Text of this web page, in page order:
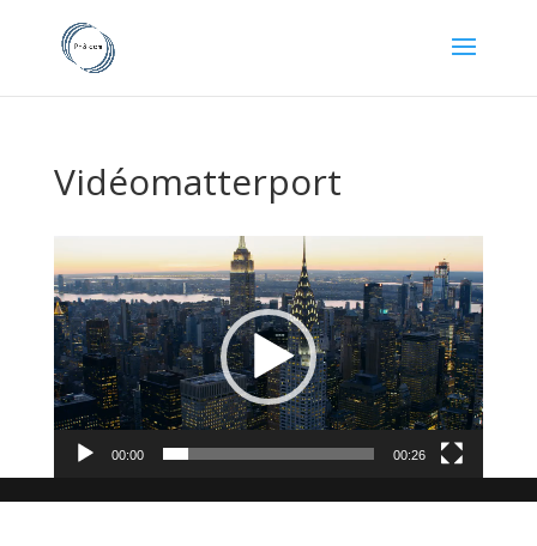
Vidéomatterport
vidéo
00:00 00:26